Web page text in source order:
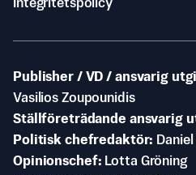
Integritetspolicy
Publisher / VD / ansvarig
Vasilios Zoupounidis
Ställföreträdande ansvarig
Politisk chefredaktör
Opinionschef
Lotta Gröning